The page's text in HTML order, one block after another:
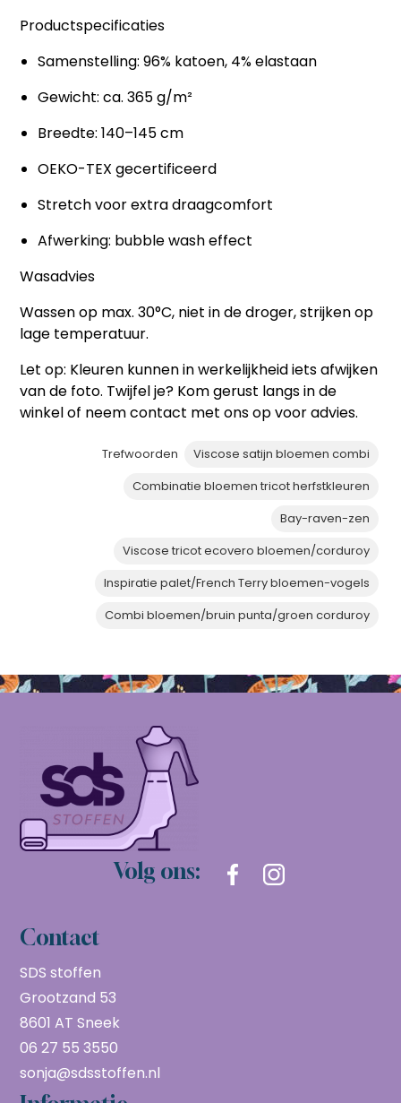
Productspecificaties
Samenstelling: 96% katoen, 4% elastaan
Gewicht: ca. 365 g/m²
Breedte: 140–145 cm
OEKO-TEX gecertificeerd
Stretch voor extra draagcomfort
Afwerking: bubble wash effect
Wasadvies
Wassen op max. 30°C, niet in de droger, strijken op
lage temperatuur.
Let op: Kleuren kunnen in werkelijkheid iets afwijken
van de foto. Twijfel je? Kom gerust langs in de
winkel of neem contact met ons op voor advies.
Trefwoorden
Viscose satijn bloemen combi
Combinatie bloemen tricot herfstkleuren
Bay-raven-zen
Viscose tricot ecovero bloemen/corduroy
Inspiratie palet/French Terry bloemen-vogels
Combi bloemen/bruin punta/groen corduroy
Volg ons:
Contact
SDS stoffen
Grootzand 53
8601 AT Sneek
06 27 55 3550
sonja@sdsstoffen.nl